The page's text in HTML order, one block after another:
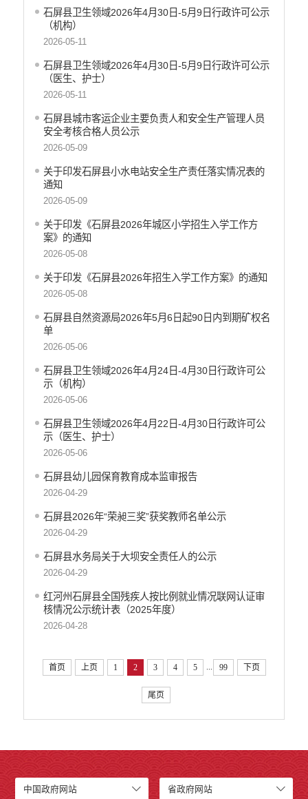
石屏县卫生领域2026年4月30日-5月9日行政许可公示
（机构）
2026-05-11
石屏县卫生领域2026年4月30日-5月9日行政许可公示
（医生、护士）
2026-05-11
石屏县城市客运企业主要负责人和安全生产管理人员
安全考核合格人员公示
2026-05-09
关于印发石屏县小水电站安全生产责任落实情况表的
通知
2026-05-09
关于印发《石屏县2026年城区小学招生入学工作方
案》的通知
2026-05-08
关于印发《石屏县2026年招生入学工作方案》的通知
2026-05-08
石屏县自然资源局2026年5月6日起90日内到期矿权名
单
2026-05-06
石屏县卫生领域2026年4月24日-4月30日行政许可公
示（机构）
2026-05-06
石屏县卫生领域2026年4月22日-4月30日行政许可公
示（医生、护士）
2026-05-06
石屏县幼儿园保育教育成本监审报告
2026-04-29
石屏县2026年“荣昶三奖”获奖教师名单公示
2026-04-29
石屏县水务局关于大坝安全责任人的公示
2026-04-29
红河州石屏县全国残疾人按比例就业情况联网认证审
核情况公示统计表（2025年度）
2026-04-28
首页 上页 1 2 3 4 5 ... 99 下页
尾页
中国政府网站 省政府网站